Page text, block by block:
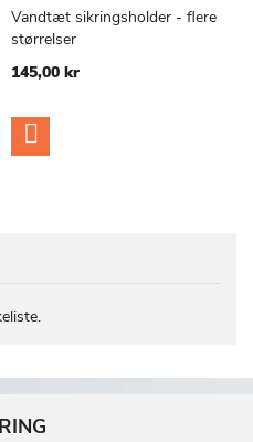
Læg i kurv
Vandtæt sikringsholder - flere
størrelser
145,00 kr